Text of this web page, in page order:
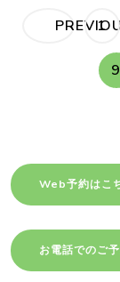
ー
ジ
送
1
9
Web予約はこ
お電話でのご